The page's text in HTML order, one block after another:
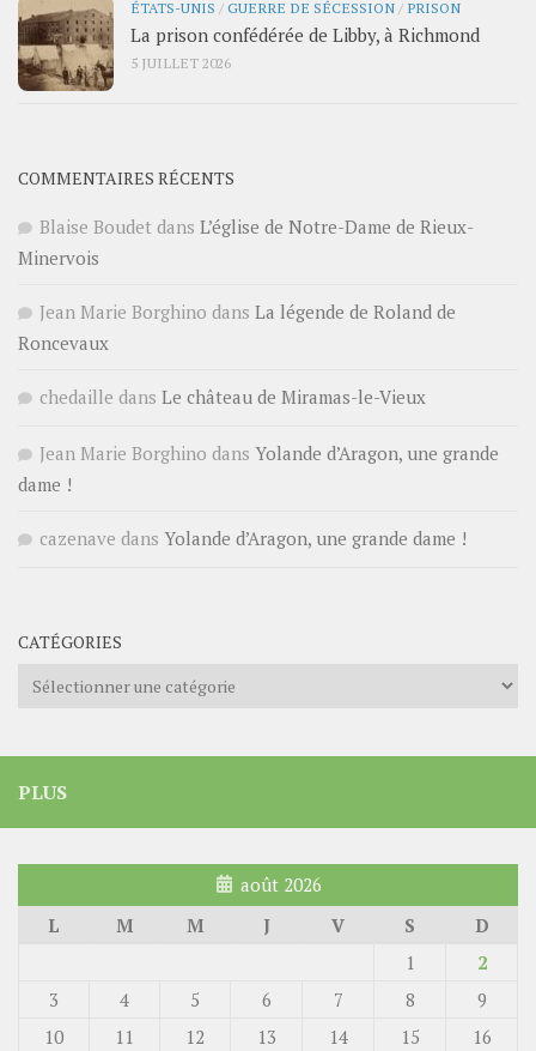
ÉTATS-UNIS /GUERRE DE SÉCESSION / PRISON
La prison confédérée de Libby, à Richmond
5 JUILLET 2026
COMMENTAIRES RÉCENTS
Blaise Boudet dans L’église de Notre-Dame de Rieux-
Minervois
Jean Marie Borghino dans La légende de Roland de
Roncevaux
chedaille dans Le château de Miramas-le-Vieux
Jean Marie Borghino dans Yolande d’Aragon, une grande
dame !
cazenave dans Yolande d’Aragon, une grande dame !
CATÉGORIES
Catégories
PLUS
août 2026
L
M M J V S
D
1
2
3
4 5 6 7 8
9
10
11 12 13 14 15
16